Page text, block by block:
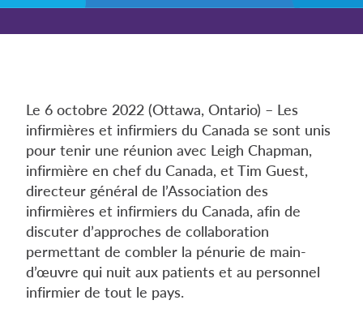
Le 6 octobre 2022 (Ottawa, Ontario) – Les
infirmières et infirmiers du Canada se sont unis
pour tenir une réunion avec Leigh Chapman,
infirmière en chef du Canada, et Tim Guest,
directeur général de l’Association des
infirmières et infirmiers du Canada, afin de
discuter d’approches de collaboration
permettant de combler la pénurie de main-
d’œuvre qui nuit aux patients et au personnel
infirmier de tout le pays.